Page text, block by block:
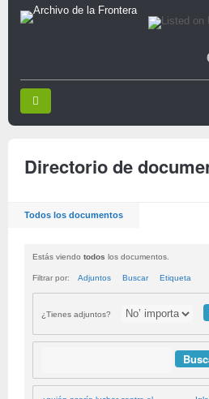
Directorio de
Todos los documentos
Estás viendo todos los documentos.
Filtrar por: Adjuntos Buscar Etiqueta
¿Tienes adjuntos?